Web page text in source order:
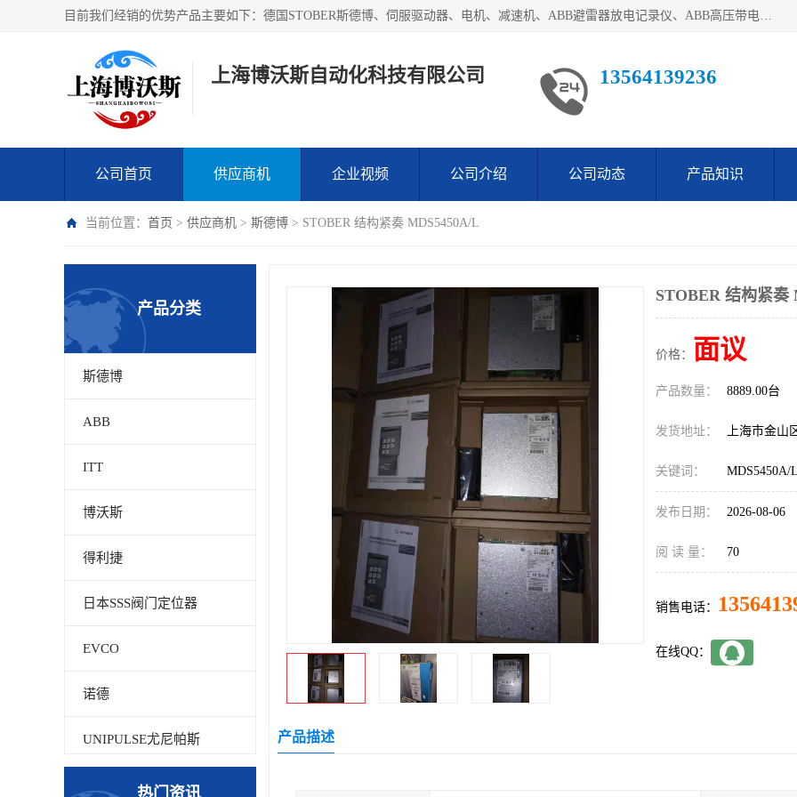
目前我们经销的优势产品主要如下：德国STOBER斯德博、伺服驱动器、电机、减速机、ABB避雷器放电记录仪、ABB高压带电指示器、模拟指示器、柜用照明灯、风机控制器、日本SSS阀门定位器；德国NORD诺德、德国SEW、ITT压力开关、ROSS、伦茨、WEST、ATOS、派克、SSS、三菱、 EVCO、 尤尼帕斯、日本三桥、三菱、威格士、KEB科比等等，品牌众多，无法一一列举！详情来电咨询
上海博沃斯自动化科技有限公司 13564139236
公司首页 供应商机 企业视频 公司介绍 公司动态 产品知识
当前位置： 首页 > 供应商机 > 斯德博 > STOBER 结构紧奏 MDS5450A/L
产品分类
斯德博
ABB
ITT
博沃斯
得利捷
日本SSS阀门定位器
EVCO
诺德
UNIPULSE尤尼帕斯
热门资讯
STOBER 结构紧奏
价格： 面议
产品数量： 8889.00台
发货地址： 上海市金山
关键词： MDS5450A/L
发布日期： 2026-08-06
阅 读 量： 70
销售电话：
在线QQ：
产品描述